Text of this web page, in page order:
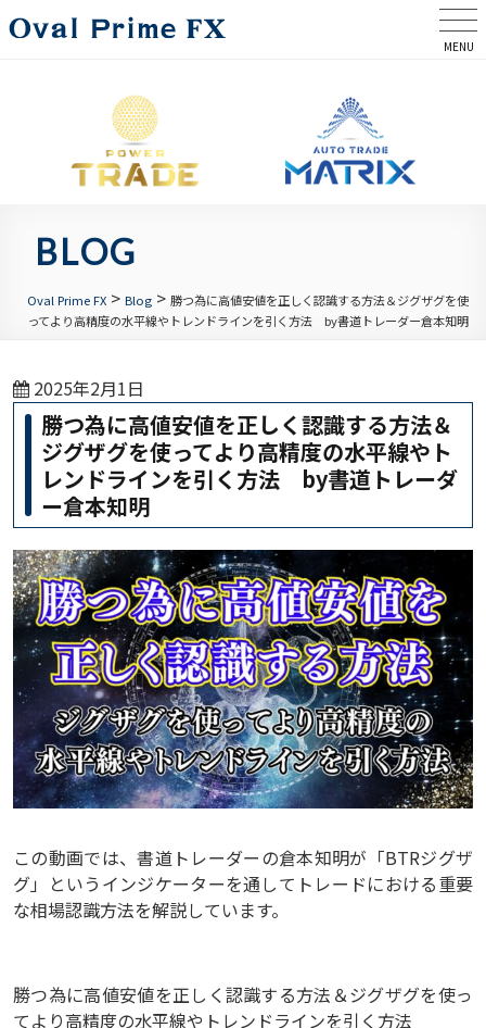
MENU
BLOG
Oval Prime FX > Blog > 勝つ為に高値安値を正しく認識する方法＆ジグザグを使
ってより高精度の水平線やトレンドラインを引く方法 by書道トレーダー倉本知明
2025年2月1日
勝つ為に高値安値を正しく認識する方法＆
ジグザグを使ってより高精度の水平線やト
レンドラインを引く方法 by書道トレーダ
ー倉本知明
この動画では、書道トレーダーの倉本知明が「BTRジグザ
グ」というインジケーターを通してトレードにおける重要
な相場認識方法を解説しています。
勝つ為に高値安値を正しく認識する方法＆ジグザグを使っ
てより高精度の水平線やトレンドラインを引く方法